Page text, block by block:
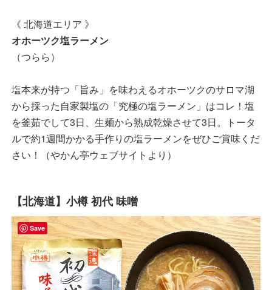
《 北海道エリア 》
オホーツク塩ラーメン
（つらら）
塩本来が持つ「旨み」を味わえるオホーツクのサロマ湖
から採った自家製塩の「究極の塩ラーメン」はコレ！塩
を釜茹でして3日、生麺から熟成乾燥させて3日。トータ
ルで約1週間かかる手作りの塩ラーメンをぜひご賞味くだ
さい！（やかん亭ウェブサイトより）
【北海道】小樽 初代 味噌
Save